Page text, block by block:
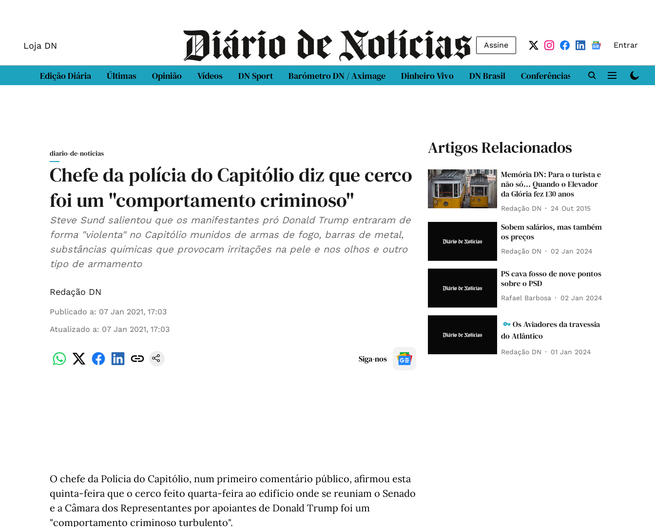
Loja DN Assine Entrar
Edição Diária Últimas Opinião Vídeos DN Sport Barómetro DN / Aximage Dinheiro Vivo DN Brasil Conferências DN LAB
diario-de-noticias
Chefe da polícia do Capitólio diz que cerco
foi um "comportamento criminoso"
Steve Sund salientou que os manifestantes pró Donald Trump entraram de
forma "violenta" no Capitólio munidos de armas de fogo, barras de metal,
substâncias químicas que provocam irritações na pele e nos olhos e outro
tipo de armamento
Redação DN
Publicado a: 07 Jan 2021, 17:03
Atualizado a: 07 Jan 2021, 17:03
Siga-nos
O chefe da Polícia do Capitólio, num primeiro comentário público, afirmou esta
quinta-feira que o cerco feito quarta-feira ao edifício onde se reuniam o Senado
e a Câmara dos Representantes por apoiantes de Donald Trump foi um
"comportamento criminoso turbulento".
Artigos Relacionados
Memória DN: Para o turista e
não só... Quando o Elevador
da Glória fez 130 anos
Redação DN 24 Out 2015
Sobem salários, mas também
os preços
Redação DN 02 Jan 2024
PS cava fosso de nove pontos
sobre o PSD
Rafael Barbosa 02 Jan 2024
Os Aviadores da travessia
do Atlântico
Redação DN 01 Jan 2024